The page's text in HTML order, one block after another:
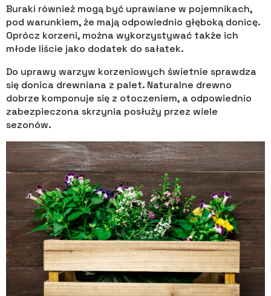
Buraki również mogą być uprawiane w pojemnikach,
pod warunkiem, że mają odpowiednio głęboką donicę.
Oprócz korzeni, można wykorzystywać także ich
młode liście jako dodatek do sałatek.
Do uprawy warzyw korzeniowych świetnie sprawdza
się donica drewniana z palet. Naturalne drewno
dobrze komponuje się z otoczeniem, a odpowiednio
zabezpieczona skrzynia posłuży przez wiele
sezonów.